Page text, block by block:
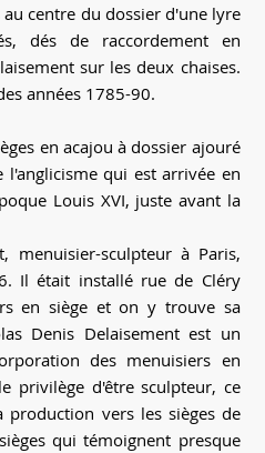
centre du dossier d'une lyre
dés de raccordement en
sur les deux chaises.
années 1785-90.
en acajou à dossier ajouré
qui est arrivée en
Louis XVI, juste avant la
menuisier-sculpteur à Paris,
Il était installé rue de Cléry
en siège et on y trouve sa
Denis Delaisement est un
des menuisiers en
privilège d'être sculpteur, ce
vers les sièges de
qui témoignent presque